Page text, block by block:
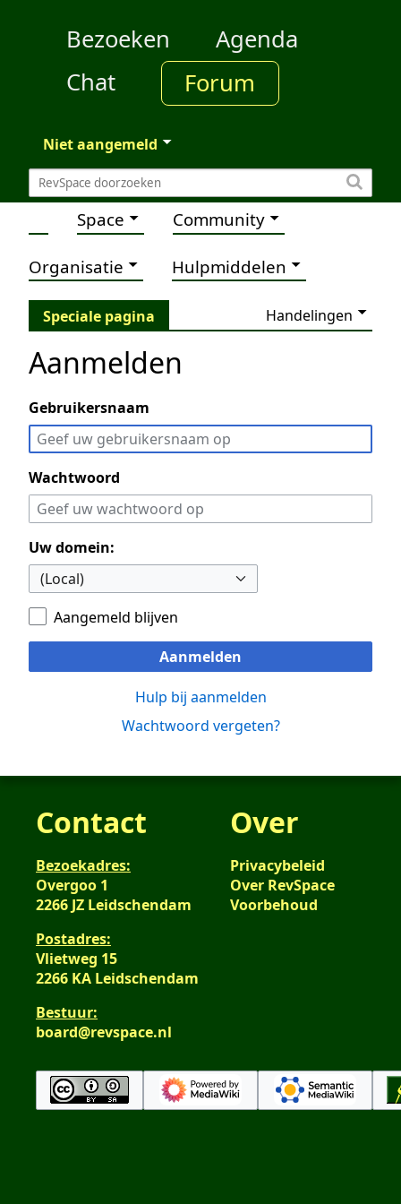
Bezoeken
Agenda
Chat
Forum
Niet aangemeld
Space Community
Organisatie Hulpmiddelen
Speciale pagina Handelingen
Aanmelden
Gebruikersnaam
Wachtwoord
Uw domein:
Aangemeld blijven
Aanmelden
Hulp bij aanmelden
Wachtwoord vergeten?
Contact
Bezoekadres:
Overgoo 1
2266 JZ Leidschendam
Postadres:
Vlietweg 15
2266 KA Leidschendam
Bestuur:
board@revspace.nl
Over
Privacybeleid
Over RevSpace
Voorbehoud